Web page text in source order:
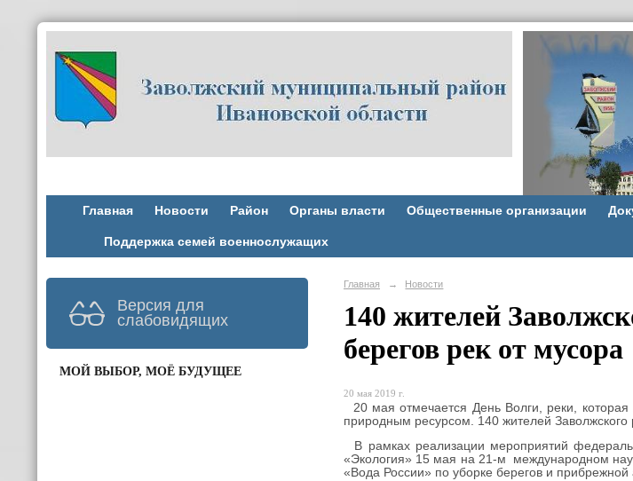
Главная Новости Район Органы власти Общественные организации
Поддержка семей военнослужащих
Версия для
слабовидящих
МОЙ ВЫБОР, МОЁ БУДУЩЕЕ
Главная → Новости
140 жителей
берегов рек от мусора
20 мая 2019 г.
20 мая отмечается День Волги, реки,
природным ресурсом. 140 жителей Заволжского
В рамках реализации мероприятий
«Экология» 15 мая на 21-м международном
«Вода России» по уборке берегов и прибрежной